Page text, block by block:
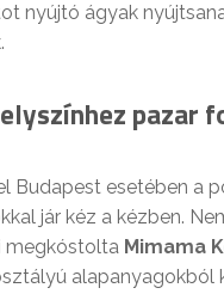
nyújtó ágyak
pazar
Budapest esetében a
jár kéz a kézben.
megkóstolta Mimama
alapanyagokból